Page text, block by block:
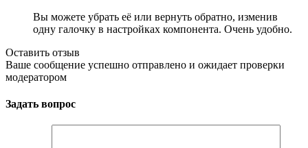
Вы можете убрать её или вернуть обратно, изменив
одну галочку в настройках компонента. Очень удобно.
Оставить отзыв
Ваше сообщение успешно отправлено и ожидает проверки
модератором
Задать вопрос